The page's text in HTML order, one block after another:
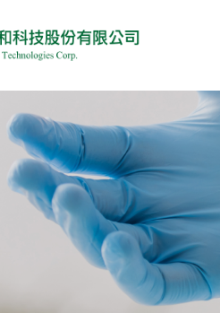
限公司
(冷鏈)輸
滅菌產品系列
SIGIYAMA-GEN
TYVEK DUPONT 杜邦
PROTOS